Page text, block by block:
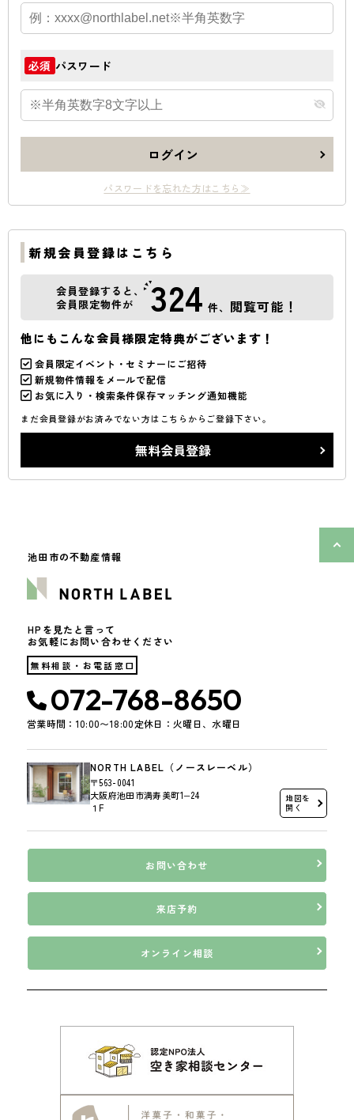
必須 パスワード
ログイン
パスワードを忘れた方はこちら≫
新規会員登録はこちら
会員登録すると、
会員限定物件が
324 件、 閲覧可能！
他にもこんな会員様限定特典がございます！
会員限定イベント・セミナーにご招待
新規物件情報をメールで配信
お気に入り・検索条件保存マッチング通知機能
まだ会員登録がお済みでない方はこちらからご登録下さい。
無料会員登録
池田市の不動産情報
HPを見たと言って
お気軽にお問い合わせください
無料相談・お電話窓口
072-768-8650
営業時間：10:00〜18:00定休日：火曜日、水曜日
NORTH LABEL（ノースレーベル）
〒563-0041
大阪府池田市満寿美町1−24
１F
地図を
開く
お問い合わせ
来店予約
オンライン相談